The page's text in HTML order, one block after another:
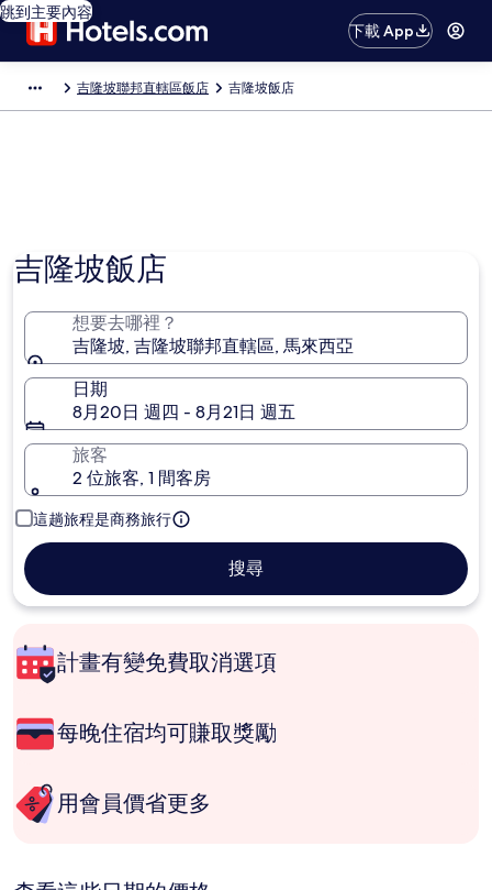
跳到主要內容
下載 App
吉隆坡聯邦直轄區飯店 吉隆坡飯店
吉隆坡飯店
想要去哪裡？
吉隆坡, 吉隆坡聯邦直轄區, 馬來西亞
日期
8月20日 週四 - 8月21日 週五
旅客
2 位旅客, 1 間客房
這趟旅程是商務旅行
搜尋
計畫有變免費取消選項
每晚住宿均可賺取獎勵
用會員價省更多